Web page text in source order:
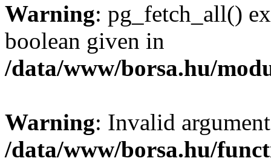
Warning: pg_fetch_all()
boolean given in
/data/www/borsa.hu/
Warning: Invalid
/data/www/borsa.hu/